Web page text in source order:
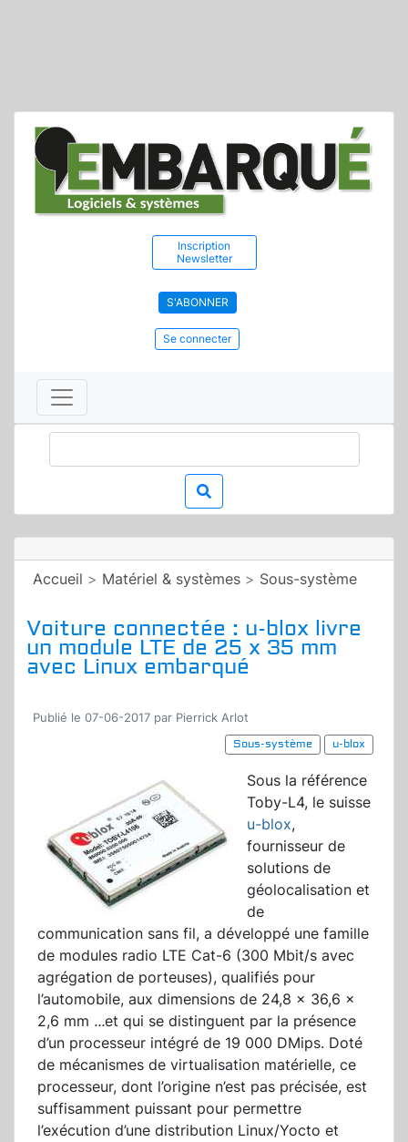
Inscription
Newsletter
S'ABONNER
Se connecter
Accueil > Matériel & systèmes > Sous-système
Voiture connectée : u-blox livre
un module LTE de 25 x 35 mm
avec Linux embarqué
Publié le 07-06-2017 par Pierrick Arlot
Sous-système
u-blox
Sous la référence
Toby-L4, le suisse
u-blox,
fournisseur de
solutions de
géolocalisation et
de
communication sans fil, a développé une famille
de modules radio LTE Cat-6 (300 Mbit/s avec
agrégation de porteuses), qualifiés pour
l’automobile, aux dimensions de 24,8 x 36,6 x
2,6 mm ...et qui se distinguent par la présence
d’un processeur intégré de 19 000 DMips. Doté
de mécanismes de virtualisation matérielle, ce
processeur, dont l’origine n’est pas précisée, est
suffisamment puissant pour permettre
l’exécution d’une distribution Linux/Yocto et